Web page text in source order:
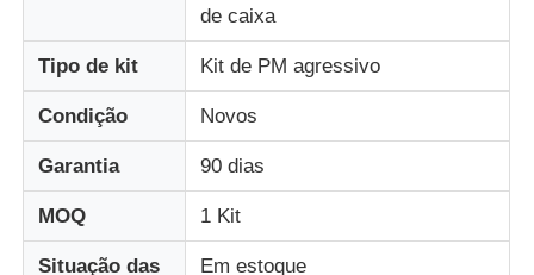
Diebold Partes de caixas automáticas
Peças ATM NCR
Peças ATM Wincor
de caixa
Tipo de kit Kit de PM agressivo
Condição Novos
Garantia 90 dias
MOQ 1 Kit
Situação das
Em estoque